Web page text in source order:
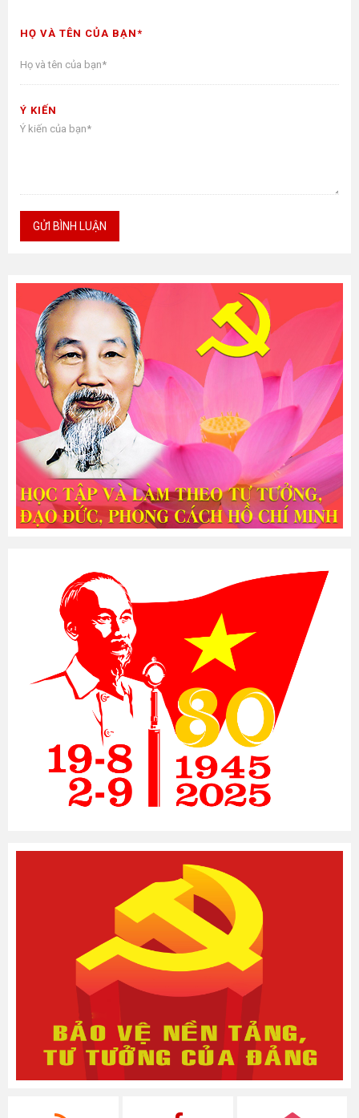
HỌ VÀ TÊN CỦA BẠN*
Ý KIẾN
GỬI BÌNH LUẬN